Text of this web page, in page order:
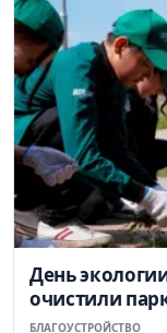
День
очистили
БЛАГОУСТРОЙСТВО